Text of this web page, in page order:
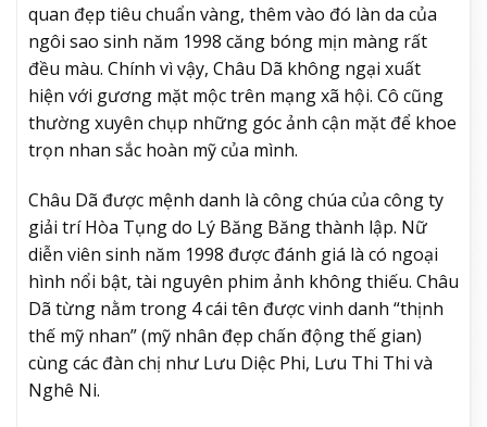
quan đẹp tiêu chuẩn vàng, thêm vào đó làn da của
ngôi sao sinh năm 1998 căng bóng mịn màng rất
đều màu. Chính vì vậy, Châu Dã không ngại xuất
hiện với gương mặt mộc trên mạng xã hội. Cô cũng
thường xuyên chụp những góc ảnh cận mặt để khoe
trọn nhan sắc hoàn mỹ của mình.
Châu Dã được mệnh danh là công chúa của công ty
giải trí Hòa Tụng do Lý Băng Băng thành lập. Nữ
diễn viên sinh năm 1998 được đánh giá là có ngoại
hình nổi bật, tài nguyên phim ảnh không thiếu. Châu
Dã từng nằm trong 4 cái tên được vinh danh “thịnh
thế mỹ nhan” (mỹ nhân đẹp chấn động thế gian)
cùng các đàn chị như Lưu Diệc Phi, Lưu Thi Thi và
Nghê Ni.